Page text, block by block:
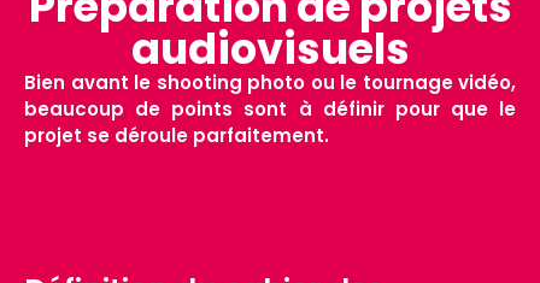
audiovisuels
Bien avant le shooting photo ou le tournage vidéo,
beaucoup de points sont à définir pour que le
projet se déroule parfaitement.